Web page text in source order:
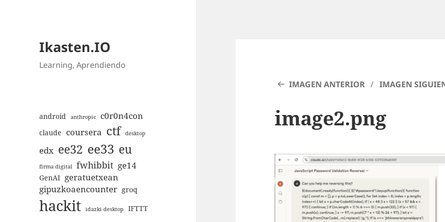
Ikasten.IO
Learning, Aprendiendo
android anthropic c0r0n4con
claude coursera ctf desktop
edx ee32 ee33 eu
firma digital fwhibbit ge14
GenAI geratuetxean
gipuzkoaencounter groq
hackit idazki desktop IFTTT
IMAGEN ANTERIOR IMAGEN
image2.png